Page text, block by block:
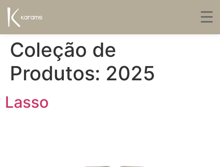
Coleção de
Produtos: 2025
Lasso